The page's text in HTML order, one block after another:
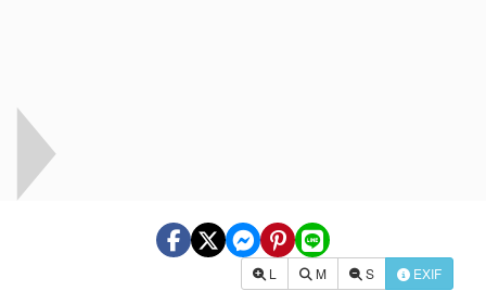
L M S EXIF